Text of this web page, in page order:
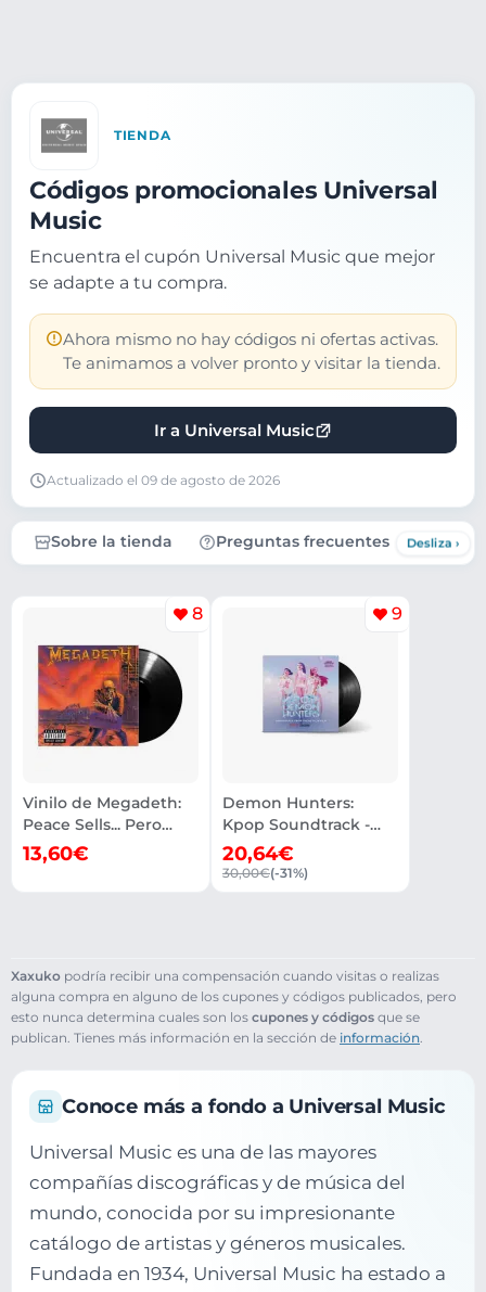
TIENDA
Códigos promocionales Universal
Music
Encuentra el cupón Universal Music que mejor
se adapte a tu compra.
Ahora mismo no hay códigos ni ofertas activas.
Te animamos a volver pronto y visitar la tienda.
Ir a Universal Music
Actualizado el 09 de agosto de 2026
Sobre la tienda Preguntas frecuentes
8
Vinilo de Megadeth:
Peace Sells... Pero
¿Quién Compra?
13,60€
9
Demon Hunters:
Kpop Soundtrack -
Vinilo de Netflix
20,64€
30,00€(-31%)
Xaxuko podría recibir una compensación cuando visitas o realizas
alguna compra en alguno de los cupones y códigos publicados, pero
esto nunca determina cuales son los cupones y códigos que se
publican. Tienes más información en la sección de información
Conoce más a fondo a Universal Music
Universal Music es una de las mayores
compañías discográficas y de música del
mundo, conocida por su impresionante
catálogo de artistas y géneros musicales.
Fundada en 1934, Universal Music ha estado a